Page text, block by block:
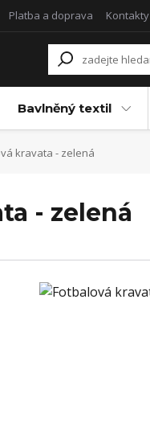
Platba a doprava Kontakty
Bavlněný textil
kravata - zelená
- zelená